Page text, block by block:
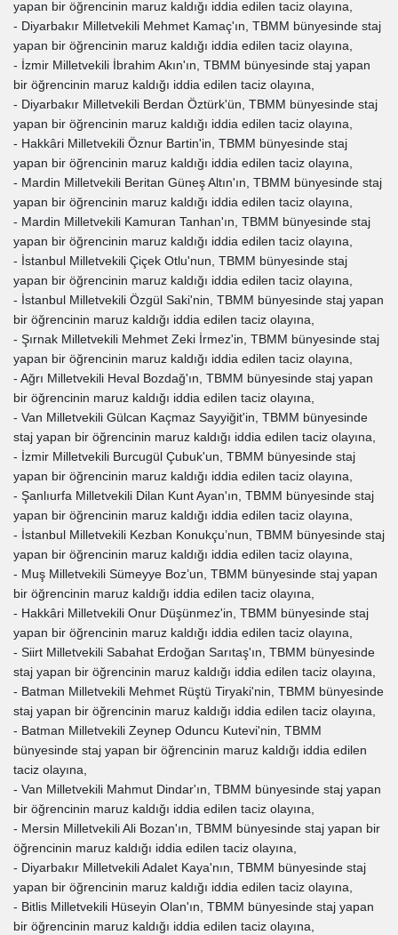
yapan bir öğrencinin maruz kaldığı iddia edilen taciz olayına,
- Diyarbakır Milletvekili Mehmet Kamaç'ın, TBMM bünyesinde staj
yapan bir öğrencinin maruz kaldığı iddia edilen taciz olayına,
- İzmir Milletvekili İbrahim Akın'ın, TBMM bünyesinde staj yapan
bir öğrencinin maruz kaldığı iddia edilen taciz olayına,
- Diyarbakır Milletvekili Berdan Öztürk'ün, TBMM bünyesinde staj
yapan bir öğrencinin maruz kaldığı iddia edilen taciz olayına,
- Hakkâri Milletvekili Öznur Bartin'in, TBMM bünyesinde staj
yapan bir öğrencinin maruz kaldığı iddia edilen taciz olayına,
- Mardin Milletvekili Beritan Güneş Altın'ın, TBMM bünyesinde staj
yapan bir öğrencinin maruz kaldığı iddia edilen taciz olayına,
- Mardin Milletvekili Kamuran Tanhan'ın, TBMM bünyesinde staj
yapan bir öğrencinin maruz kaldığı iddia edilen taciz olayına,
- İstanbul Milletvekili Çiçek Otlu'nun, TBMM bünyesinde staj
yapan bir öğrencinin maruz kaldığı iddia edilen taciz olayına,
- İstanbul Milletvekili Özgül Saki'nin, TBMM bünyesinde staj yapan
bir öğrencinin maruz kaldığı iddia edilen taciz olayına,
- Şırnak Milletvekili Mehmet Zeki İrmez'in, TBMM bünyesinde staj
yapan bir öğrencinin maruz kaldığı iddia edilen taciz olayına,
- Ağrı Milletvekili Heval Bozdağ'ın, TBMM bünyesinde staj yapan
bir öğrencinin maruz kaldığı iddia edilen taciz olayına,
- Van Milletvekili Gülcan Kaçmaz Sayyiğit'in, TBMM bünyesinde
staj yapan bir öğrencinin maruz kaldığı iddia edilen taciz olayına,
- İzmir Milletvekili Burcugül Çubuk'un, TBMM bünyesinde staj
yapan bir öğrencinin maruz kaldığı iddia edilen taciz olayına,
- Şanlıurfa Milletvekili Dilan Kunt Ayan'ın, TBMM bünyesinde staj
yapan bir öğrencinin maruz kaldığı iddia edilen taciz olayına,
- İstanbul Milletvekili Kezban Konukçu’nun, TBMM bünyesinde staj
yapan bir öğrencinin maruz kaldığı iddia edilen taciz olayına,
- Muş Milletvekili Sümeyye Boz’un, TBMM bünyesinde staj yapan
bir öğrencinin maruz kaldığı iddia edilen taciz olayına,
- Hakkâri Milletvekili Onur Düşünmez'in, TBMM bünyesinde staj
yapan bir öğrencinin maruz kaldığı iddia edilen taciz olayına,
- Siirt Milletvekili Sabahat Erdoğan Sarıtaş'ın, TBMM bünyesinde
staj yapan bir öğrencinin maruz kaldığı iddia edilen taciz olayına,
- Batman Milletvekili Mehmet Rüştü Tiryaki'nin, TBMM bünyesinde
staj yapan bir öğrencinin maruz kaldığı iddia edilen taciz olayına,
- Batman Milletvekili Zeynep Oduncu Kutevi'nin, TBMM
bünyesinde staj yapan bir öğrencinin maruz kaldığı iddia edilen
taciz olayına,
- Van Milletvekili Mahmut Dindar'ın, TBMM bünyesinde staj yapan
bir öğrencinin maruz kaldığı iddia edilen taciz olayına,
- Mersin Milletvekili Ali Bozan'ın, TBMM bünyesinde staj yapan bir
öğrencinin maruz kaldığı iddia edilen taciz olayına,
- Diyarbakır Milletvekili Adalet Kaya'nın, TBMM bünyesinde staj
yapan bir öğrencinin maruz kaldığı iddia edilen taciz olayına,
- Bitlis Milletvekili Hüseyin Olan'ın, TBMM bünyesinde staj yapan
bir öğrencinin maruz kaldığı iddia edilen taciz olayına,